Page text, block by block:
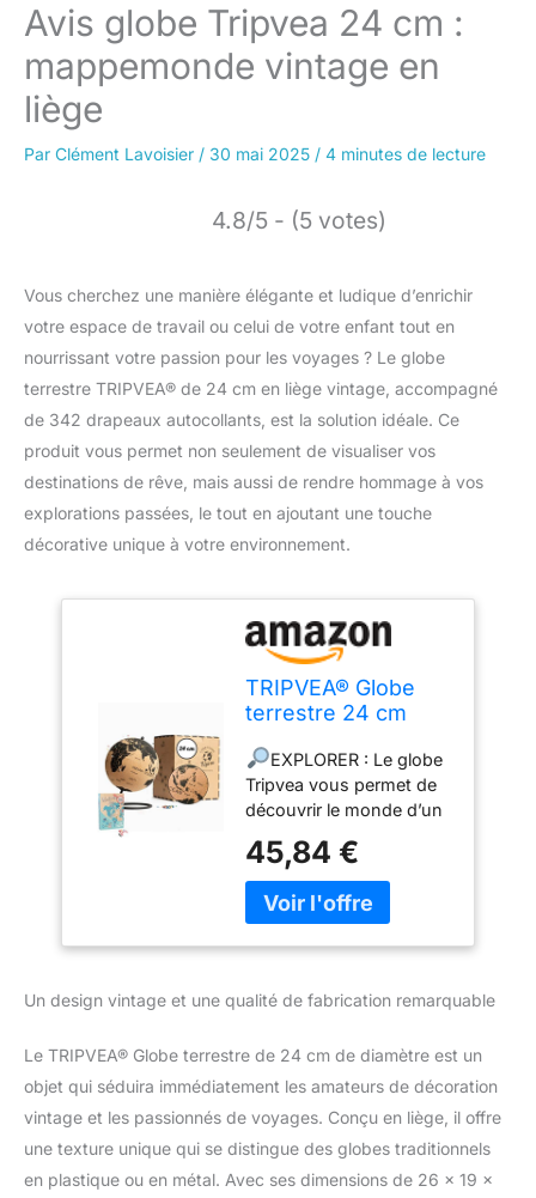
Avis globe Tripvea 24 cm :
mappemonde vintage en
liège
Par Clément Lavoisier / 30 mai 2025 / 4 minutes de lecture
4.8/5 - (5 votes)
Vous cherchez une manière élégante et ludique d’enrichir
votre espace de travail ou celui de votre enfant tout en
nourrissant votre passion pour les voyages ? Le globe
terrestre TRIPVEA® de 24 cm en liège vintage, accompagné
de 342 drapeaux autocollants, est la solution idéale. Ce
produit vous permet non seulement de visualiser vos
destinations de rêve, mais aussi de rendre hommage à vos
explorations passées, le tout en ajoutant une touche
décorative unique à votre environnement.
TRIPVEA® Globe
terrestre 24 cm
342 drapeaux
autocollants à
planter -
Mappemonde
décorative thème
voyage - Idée
cadeau et déco
enfant
EXPLORER : Le globe
Tripvea vous permet de
découvrir le monde d’un
permet de planifier vos
voyages, marquer vos
aventures et de graver
éducatif et scolaire pour
enfants la planète terre,
les différents pays et
océans d’une manière
CADEAU : Les globes
terrestres Tripvea
45,84 €
Un design vintage et une qualité de fabrication remarquable
Le TRIPVEA® Globe terrestre de 24 cm de diamètre est un
objet qui séduira immédiatement les amateurs de décoration
vintage et les passionnés de voyages. Conçu en liège, il offre
une texture unique qui se distingue des globes traditionnels
en plastique ou en métal. Avec ses dimensions de 26 x 19 x